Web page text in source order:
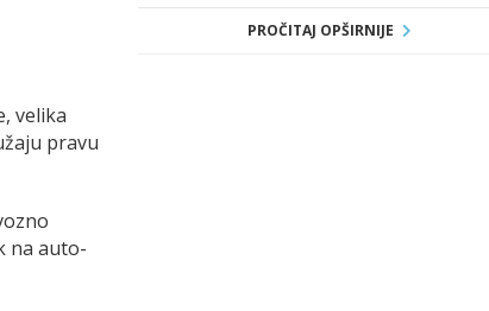
velika
pravu
na auto-
PROČITAJ OPŠIRNIJE